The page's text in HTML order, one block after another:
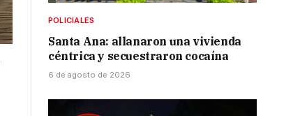
POLICIALES
Santa Ana: allanaron una vivienda
céntrica y secuestraron cocaína
6 de agosto de 2026